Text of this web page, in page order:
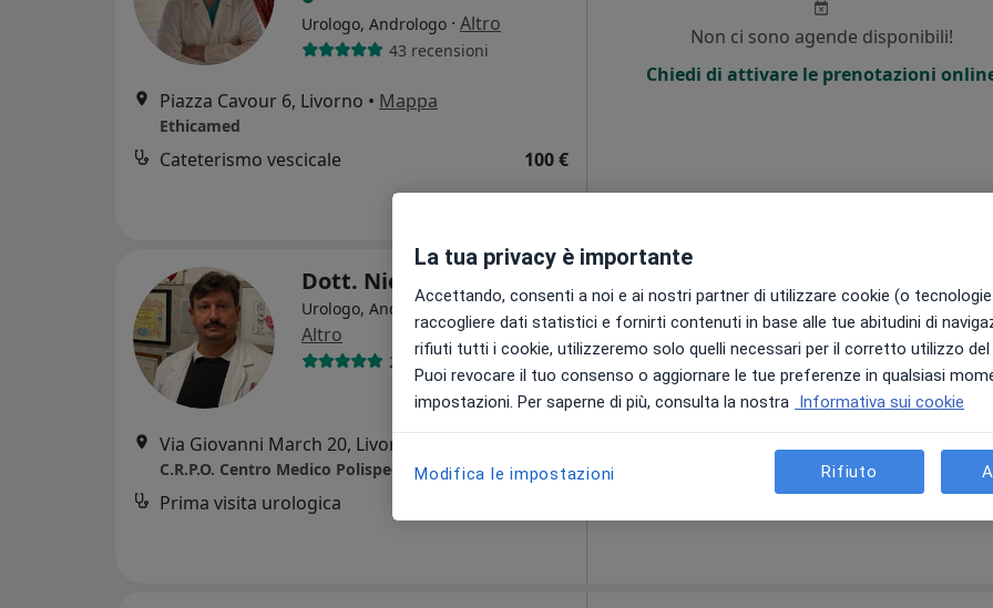
Urologo, Andrologo · Altro
43 recensioni
Piazza Cavour 6, Livorno • Mappa
Ethicamed
Cateterismo vescicale 100 €
Non ci sono agende disponibili!
Chiedi di attivare le prenotazioni
Dott. Nicola Dinelli
Urologo, Andrologo, Sessuologo·
Altro
228 recensioni
Via Giovanni March 20, Livorno
C.R.P.O. Centro Medico Polispecialistico
Prima visita urologica
8 Ago 9 Ago 10 Ago 11 Ago
Non ci sono agende disponibili!
Chiedi di attivare le prenotazioni online
La tua privacy è importante
Accettando, consenti a noi e ai nostri partner di utilizzare cookie (o
raccogliere dati statistici e fornirti contenuti in base alle tue abitudini di
rifiuti tutti i cookie, utilizzeremo solo quelli necessari per il corretto utilizzo
Puoi revocare il tuo consenso o aggiornare le tue preferenze in qualsiasi
impostazioni. Per saperne di più, consulta la nostra Informativa sui cookie
Modifica le impostazioni Rifiuto